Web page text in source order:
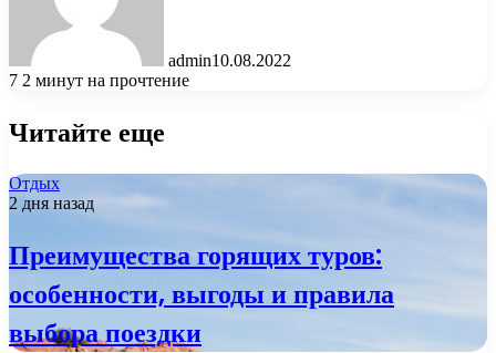
admin10.08.2022
7 2 минут на прочтение
Читайте еще
Отдых
2 дня назад
Преимущества горящих туров:
особенности, выгоды и правила
выбора поездки